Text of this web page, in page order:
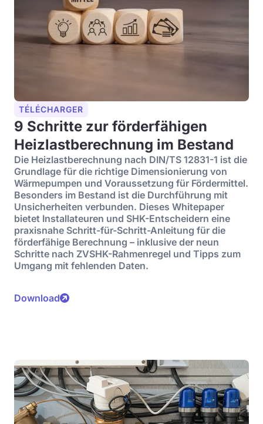
TÉLÉCHARGER
9 Schritte zur förderfähigen
Heizlastberechnung im Bestand
Die Heizlastberechnung nach DIN/TS 12831-1 ist die
Grundlage für die richtige Dimensionierung von
Wärmepumpen und Voraussetzung für Fördermittel.
Besonders im Bestand ist die Durchführung mit
Unsicherheiten verbunden. Dieses Whitepaper
bietet Installateuren und SHK-Entscheidern eine
praxisnahe Schritt-für-Schritt-Anleitung für die
förderfähige Berechnung – inklusive der neun
Schritte nach ZVSHK-Rahmenregel und Tipps zum
Umgang mit fehlenden Daten.
Download